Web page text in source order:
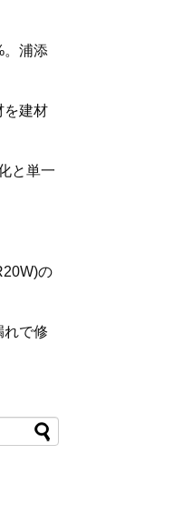
。浦添
を建材
と単一
の
れで修